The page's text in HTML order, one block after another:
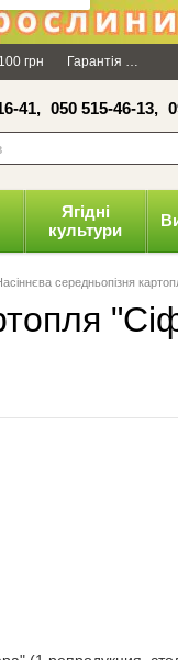
×
грн Гарантія
41, 050 515-46-13,
Ягідні
культури
середньопізня